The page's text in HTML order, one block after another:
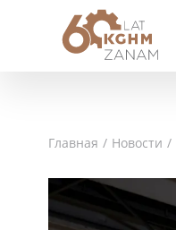
Главная / Новости /